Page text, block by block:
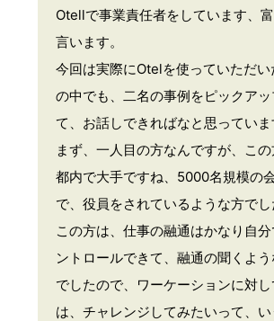
Otellで事業責任者をしています、
言います。
今回は実際にOtelを使っていただい
の中でも、二名の事例をピックアッ
て、お話しできればなと思っていま
まず、一人目の方なんですが、この
都内で大手ですね、5000名規模の
で、役員をされているような方でし
この方は、仕事の融通はかなり自分
ントロールできて、融通の聞くよ
でしたので、ワーケーションに対し
は、チャレンジしてみたいって、い